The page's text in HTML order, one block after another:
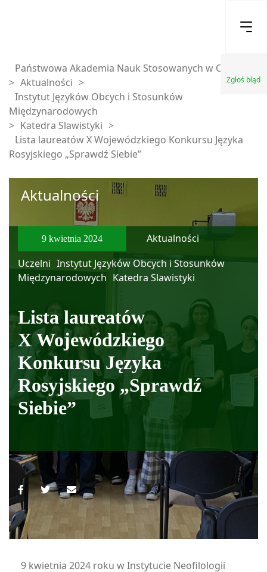
Zgłoś błąd
Państwowa Akademia Nauk Stosowanych w Chełmie
> Aktualności >
Instytut Języków Obcych i Stosunków
Międzynarodowych
> Katedra Slawistyki >
Lista laureatów X Wojewódzkiego Konkursu Języka
Rosyjskiego „Sprawdź Siebie”
Aktualności
9 kwietnia 2024
Aktualności
Uczelni Instytut Języków Obcych i Stosunków
Międzynarodowych Katedra Slawistyki
Lista laureatów
X Wojewódzkiego
Konkursu Języka
Rosyjskiego „Sprawdź
Siebie”
9 kwietnia 2024 roku w Instytucie Neofilologii